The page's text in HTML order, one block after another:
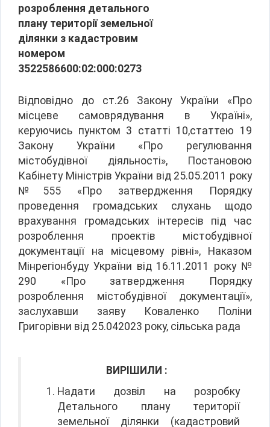
розроблення детального
плану території земельної
ділянки з кадастровим
номером
3522586600:02:000:0273
Відповідно до ст.26 Закону України «Про
місцеве самоврядування в Україні»,
керуючись пунктом 3 статті 10,статтею 19
Закону України «Про регулювання
містобудівної діяльності», Постановою
Кабінету Міністрів України від 25.05.2011 року
№555 «Про затвердження Порядку
проведення громадських слухань щодо
врахування громадських інтересів під час
розроблення проектів містобудівної
документації на місцевому рівні», Наказом
Мінрегіонбуду України від 16.11.2011 року №
290 «Про затвердження Порядку
розроблення містобудівної документації»,
заслухавши заяву Коваленко Поліни
Григорівни від 25.042023 року, сільська рада
ВИРІШИЛИ :
Надати дозвіл на розробку
Детального плану території
земельної ділянки (кадастровий